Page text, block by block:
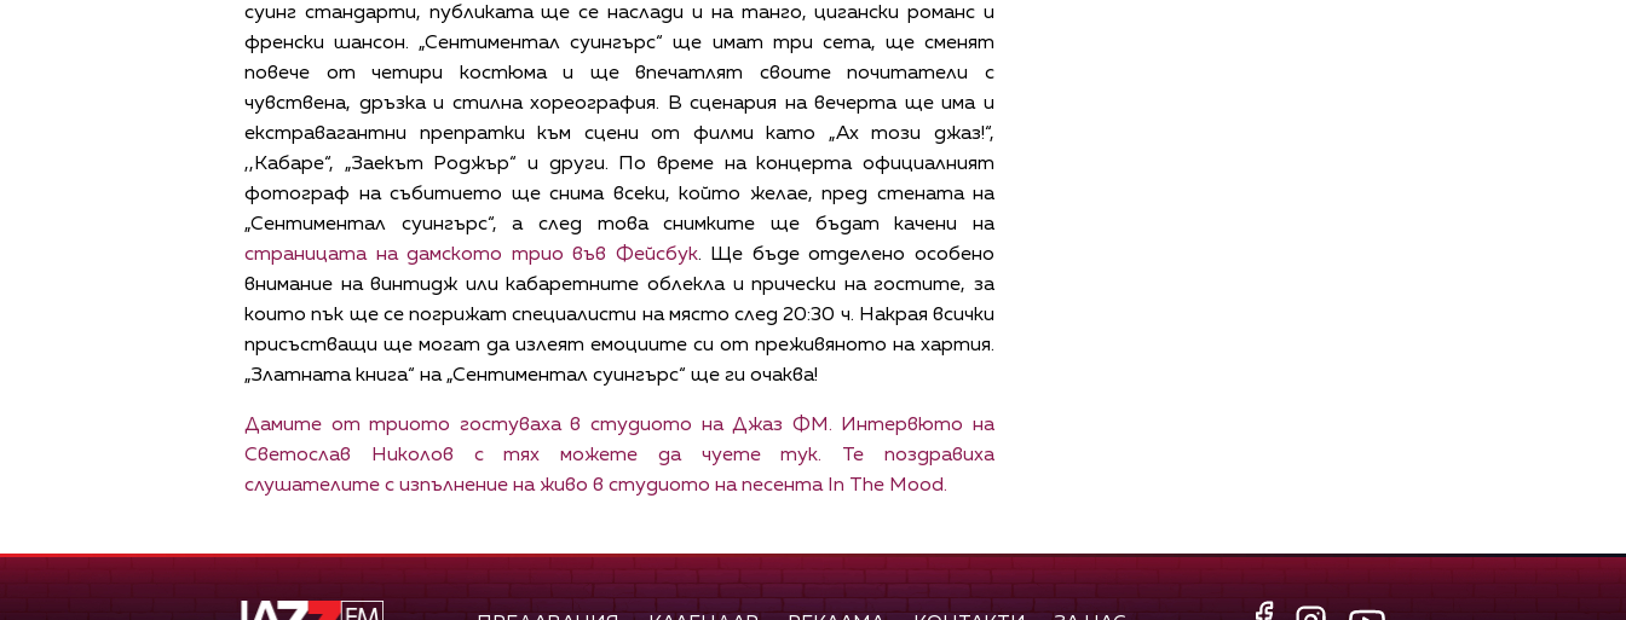
суинг стандарти, публиката ще се наслади и на танго, цигански романс и
френски шансон. „Сентиментал суингърс“ ще имат три сета, ще сменят
повече от четири костюма и ще впечатлят своите почитатели с
чувствена, дръзка и стилна хореография. В сценария на вечерта ще има и
екстравагантни препратки към сцени от филми като „Ах този джаз!“,
,,Кабаре“, „Заекът Роджър“ и други. По време на концерта официалният
фотограф на събитието ще снима всеки, който желае, пред стената на
„Сентиментал суингърс“, а след това снимките ще бъдат качени на
страницата на дамското трио във Фейсбук. Ще бъде отделено особено
внимание на винтидж или кабаретните облекла и прически на гостите, за
които пък ще се погрижат специалисти на място след 20:30 ч. Накрая всички
присъстващи ще могат да излеят емоциите си от преживяното на хартия.
„Златната книга“ на „Сентиментал суингърс“ ще ги очаква!
Дамите от триото гостуваха в студиото на Джаз ФМ. Интервюто на
Светослав Николов с тях можете да чуете тук. Те поздравиха
слушателите с изпълнение на живо в студиото на песента In The Mood.